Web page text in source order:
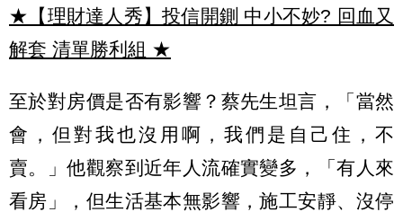
★【理財達人秀】投信開鍘 中小不妙? 回血又
解套 清單勝利組 ★
至於對房價是否有影響？蔡先生坦言，「當然
會，但對我也沒用啊，我們是自己住，不
賣。」他觀察到近年人流確實變多，「有人來
看房」，但生活基本無影響，施工安靜、沒停